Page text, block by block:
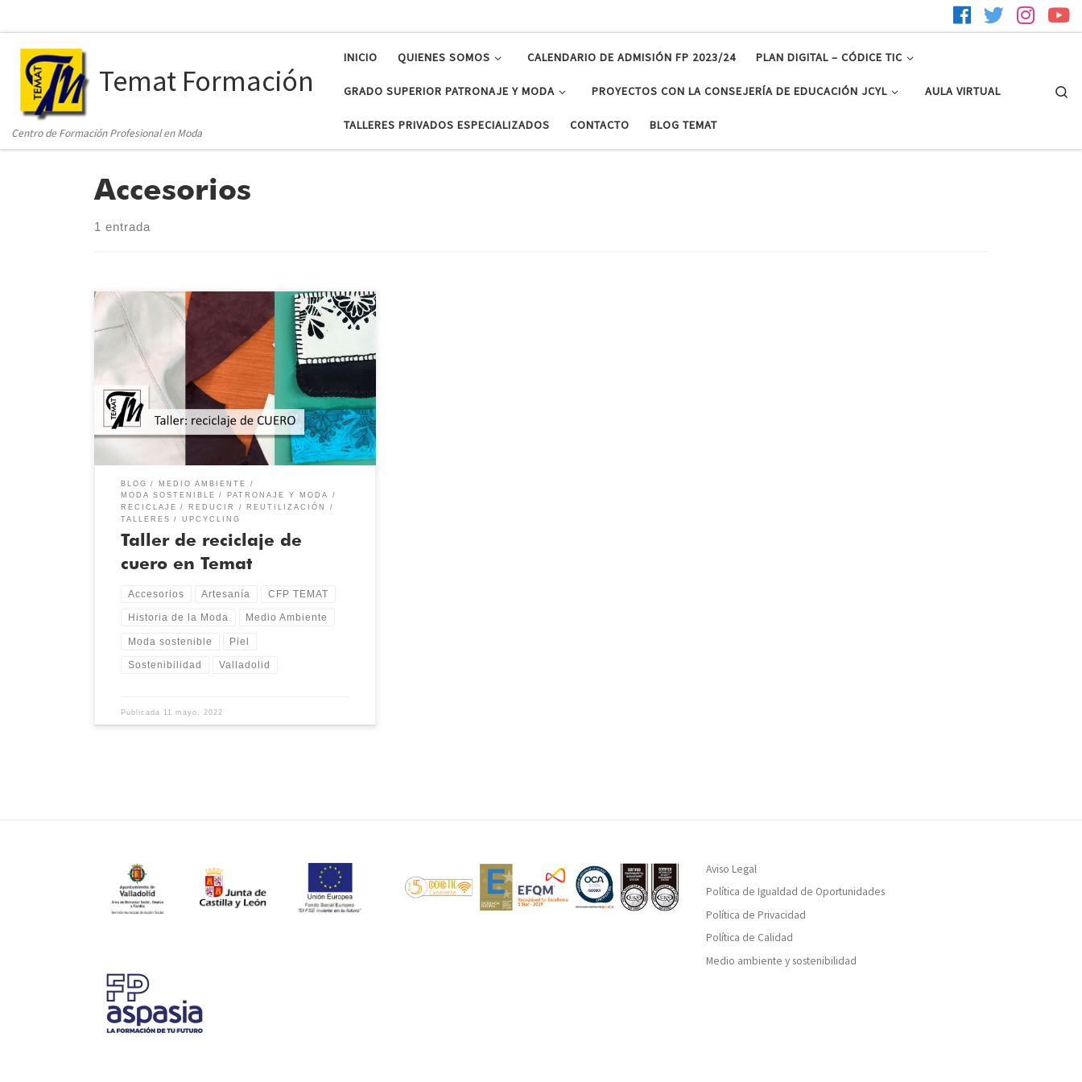
Temat Formación
Centro de Formación Profesional en Moda
INICIO QUIENES SOMOS CALENDARIO DE ADMISIÓN FP 2023/24 PLAN DIGITAL – CÓDICE TIC
GRADO SUPERIOR PATRONAJE Y MODA PROYECTOS CON LA CONSEJERÍA DE EDUCACIÓN JCYL AULA VIRTUAL
TALLERES PRIVADOS ESPECIALIZADOS CONTACTO BLOG TEMAT
Accesorios
1 entrada
La regla de las tres R: Reducir, Reutilizar y Reciclar es
aplicable a nivel personal como consumidores/as y
también en empresas. En el sector textil esta regla
implica innovación, investigación y experimentación
en materiales y técnicas. Si reutilizamos y reciclamos
materiales, además reducimos el consumo de nuevos,
con el beneficio […]
BLOG
MEDIO AMBIENTE
MODA SOSTENIBLE
PATRONAJE Y MODA
RECICLAJE
REDUCIR
REUTILIZACIÓN
TALLERES
UPCYCLING
Taller de reciclaje de
cuero en Temat
Accesorios Artesanía CFP TEMAT
Historia de la Moda Medio Ambiente
Moda sostenible Piel
Sostenibilidad Valladolid
Publicada 11 mayo, 2022
Aviso Legal
Política de Igualdad de Oportunidades
Política de Privacidad
Política de Calidad
Medio ambiente y sostenibilidad